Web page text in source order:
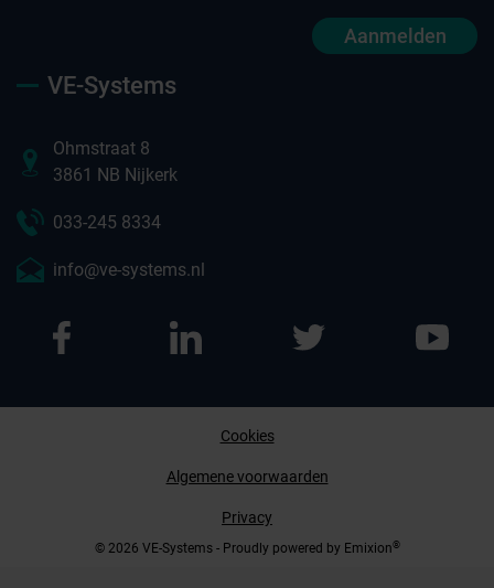
Aanmelden
VE-Systems
Ohmstraat 8
3861 NB Nijkerk
033-245 8334
info@ve-systems.nl
© 2026 VE-Systems - Proudly powered by Emixion®
Cookies
Algemene voorwaarden
Privacy
Afspraak maken
Contact opnemen